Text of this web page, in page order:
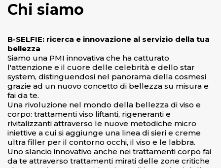
Chi siamo
B-SELFIE: ricerca e innovazione al servizio della tua
bellezza
Siamo una PMI innovativa che ha catturato
l'attenzione e il cuore delle celebrità e dello star
system, distinguendosi nel panorama della cosmesi
grazie ad un nuovo concetto di bellezza su misura e
fai da te.
Una rivoluzione nel mondo della bellezza di viso e
corpo: trattamenti viso liftanti, rigeneranti e
rivitalizzanti attraverso le nuove metodiche micro
iniettive a cui si aggiunge una linea di sieri e creme
ultra filler per il contorno occhi, il viso e le labbra.
Uno slancio innovativo anche nei trattamenti corpo fai
da te attraverso trattamenti mirati delle zone critiche